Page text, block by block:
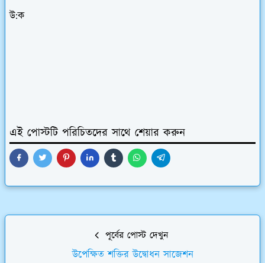
উ:ক
এই পোস্টটি পরিচিতদের সাথে শেয়ার করুন
পূর্বের পোস্ট দেখুন
উপেক্ষিত শক্তির উদ্বোধন সাজেশন